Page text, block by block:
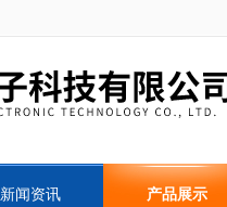
新闻资讯 产品展示